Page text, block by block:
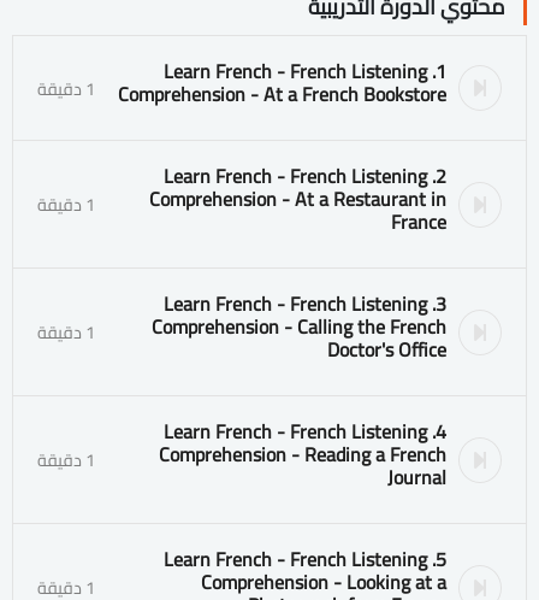
1. Learn French - French Listening
Comprehension - At a French Bookstore 1 دقيقة
2. Learn French - French Listening
Comprehension - At a Restaurant in
France 1 دقيقة
3. Learn French - French Listening
Comprehension - Calling the French
Doctor's Office 1 دقيقة
4. Learn French - French Listening
Comprehension - Reading a French
Journal 1 دقيقة
5. Learn French - French Listening
Comprehension - Looking at a 1 دقيقة